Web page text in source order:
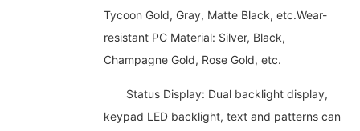
Tycoon Gold, Gray, Matte Black, etc.Wear-
resistant PC Material: Silver, Black,
Champagne Gold, Rose Gold, etc.
Status Display: Dual backlight display,
keypad LED backlight, text and patterns can